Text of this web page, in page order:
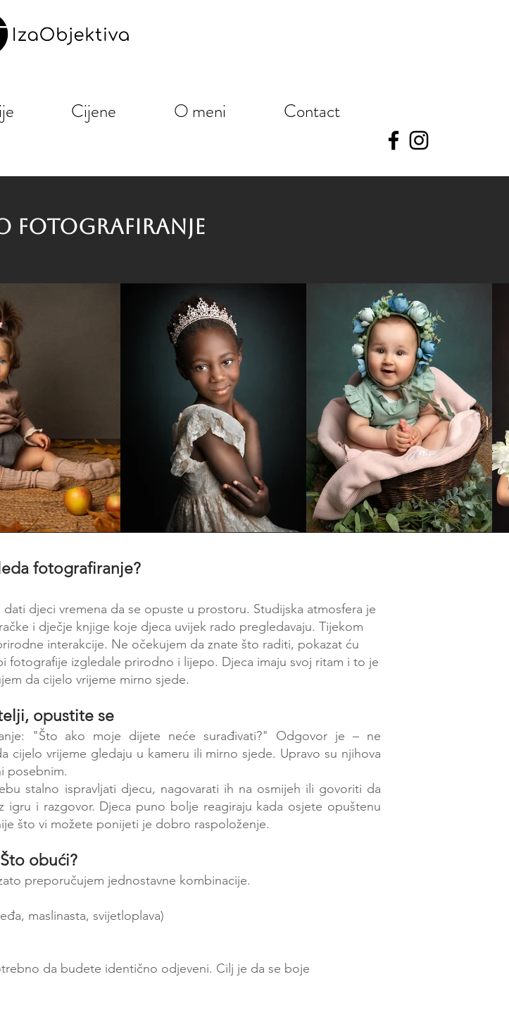
Cijene O meni Contact
FOTOGRAFIRANJE
fotografiranje?
djeci vremena da se opuste u prostoru. Studijska atmosfera je
i dječje knjige koje djeca uvijek rado pregledavaju. Tijekom
interakcije. Ne očekujem da znate što raditi, pokazat ću
fotografije izgledale prirodno i lijepo. Djeca imaju svoj ritam i to je
da cijelo vrijeme mirno sjede.
opustite se
"Što ako moje dijete neće surađivati?" Odgovor je – ne
cijelo vrijeme gledaju u kameru ili mirno sjede. Upravo su njihova
posebnim.
stalno ispravljati djecu, nagovarati ih na osmijeh ili govoriti da
i razgovor. Djeca puno bolje reagiraju kada osjete opuštenu
što vi možete ponijeti je dobro raspoloženje.
Što obući?
preporučujem jednostavne kombinacije.
maslinasta, svijetloplava)
da budete identično odjeveni. Cilj je da se boje